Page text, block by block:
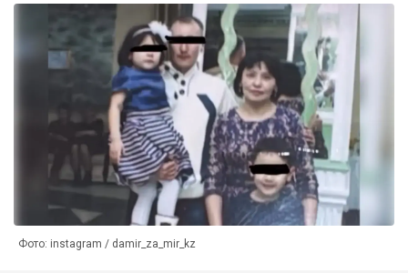
Фото: instagram / damir_za_mir_kz